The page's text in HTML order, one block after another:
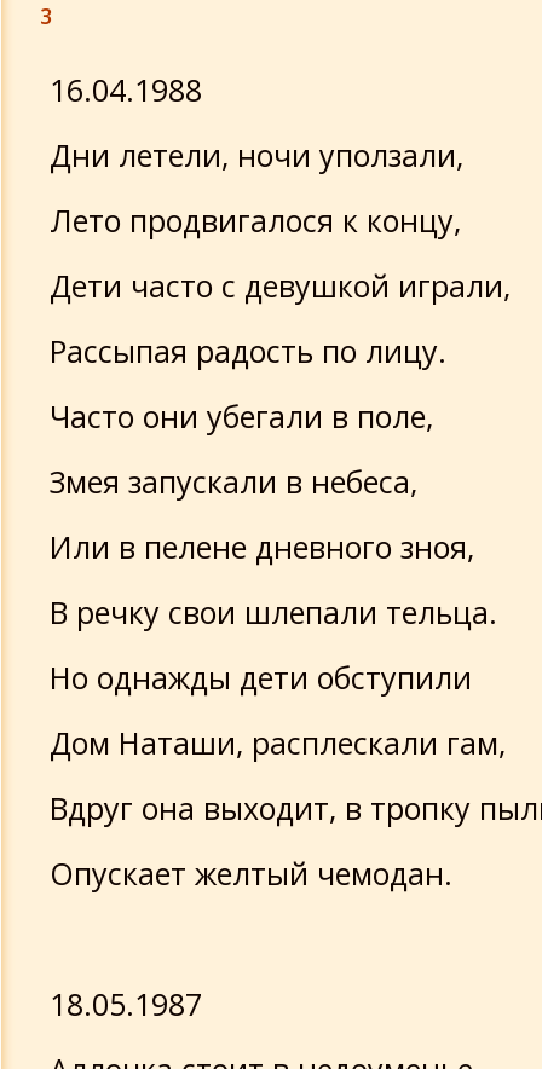
3
16.04.1988
Дни летели, ночи уползали,
Лето продвигалося к концу,
Дети часто с девушкой играли,
Рассыпая радость по лицу.
Часто они убегали в поле,
Змея запускали в небеса,
Или в пелене дневного зноя,
В речку свои шлепали тельца.
Но однажды дети обступили
Дом Наташи, расплескали гам,
Вдруг она выходит, в тропку
Опускает желтый чемодан.
18.05.1987